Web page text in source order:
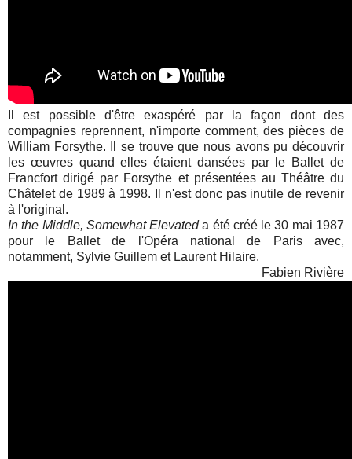
Il est possible d'être exaspéré par la façon dont des
compagnies reprennent, n'importe comment, des pièces de
William Forsythe. Il se trouve que nous avons pu découvrir
les œuvres quand elles étaient dansées par le Ballet de
Francfort dirigé par Forsythe et présentées au Théâtre du
Châtelet de 1989 à 1998. Il n'est donc pas inutile de revenir
à l'original.
In the Middle, Somewhat Elevateda été créé le 30 mai 1987
pour le Ballet de l'Opéra national de Paris avec,
notamment, Sylvie Guillem et Laurent Hilaire.
Fabien Rivière